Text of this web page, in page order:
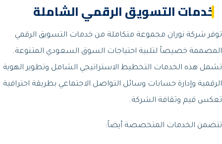
خدمات التسويق الرقمي الشاملة
توفر شركة نوران مجموعة متكاملة من خدمات التسويق الرقمي
المصممة خصيصاً لتلبية احتياجات السوق السعودي المتنوعة.
تشمل هذه الخدمات التخطيط الاستراتيجي الشامل وتطوير الهوية
الرقمية وإدارة حسابات وسائل التواصل الاجتماعي بطريقة احترافية
تعكس قيم وثقافة الشركة.
تتضمن الخدمات المتخصصة أيضاً: